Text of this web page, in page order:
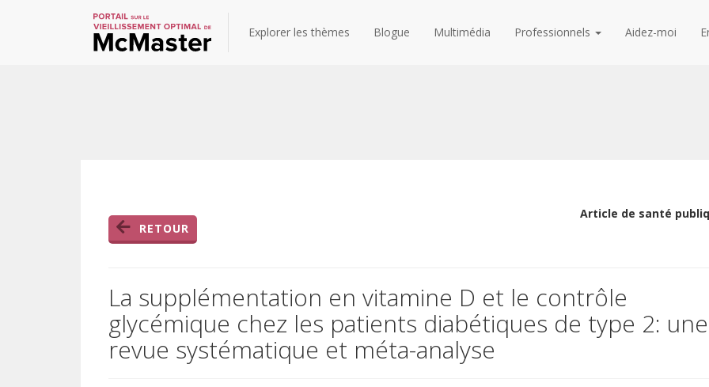
Explorer les thèmes Blogue Multimédia Professionnels Aidez-moi
RETOUR
Article de santé
La supplémentation en vitamine D et le contrôle
glycémique chez les patients diabétiques de type 2: une
revue systématique et méta-analyse